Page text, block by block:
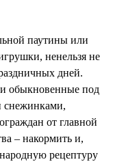
паутины или
ненельзя не
дней.
обыкновенные под
снежинками,
от главной
– накормить и,
рецептуру